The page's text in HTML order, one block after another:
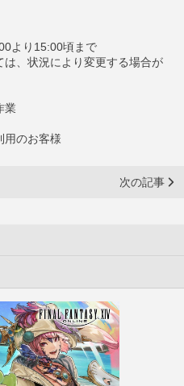
より15:00頃まで
状況により変更する場合が
業
のお客様
次の記事